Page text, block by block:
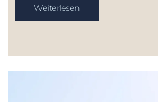
Weiterlesen